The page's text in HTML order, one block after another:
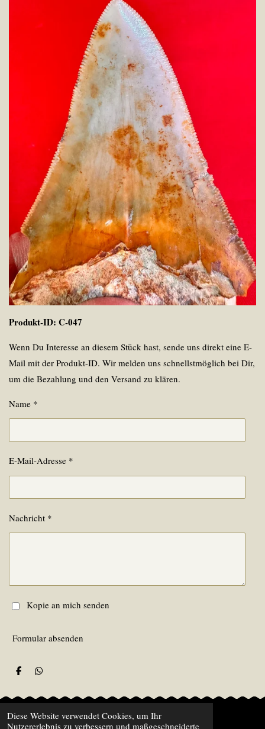
Diese Website verwendet Cookies, um Ihr
Nutzererlebnis zu verbessern und maßgeschneiderte
Produkt-ID: C-047
Wenn Du Interesse an diesem Stück hast, sende uns direkt eine E-
Mail mit der Produkt-ID. Wir melden uns schnellstmöglich bei Dir,
um die Bezahlung und den Versand zu klären.
Name *
E-Mail-Adresse *
Nachricht *
Kopie an mich senden
Formular absenden
T
l
n
T
l
n
Impressum - Datenschutz